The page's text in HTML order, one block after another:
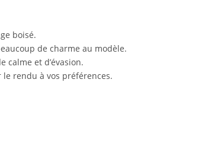
boisé.
de charme au modèle.
calme et d’évasion.
rendu à vos préférences.